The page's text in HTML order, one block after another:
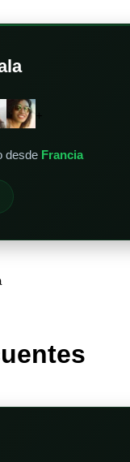
+
desde Francia